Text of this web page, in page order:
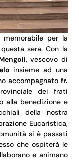
per la
sera. Con la
, vescovo di
insieme ad una
accompagnato fr.
dei frati
alla benedizione e
della nostra
Eucaristica,
si è passati
che ospiterà le
e animano